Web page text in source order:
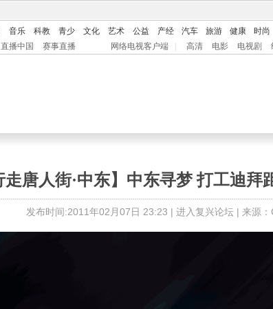
音乐 科教 青少 文化 艺术 公益 产经 汽车 旅游 健康 时尚
直播中国 赛事直播 网络电视客户端 高清 电影 电视剧
唐人街·中东】中东寻梦 打工迪拜
发布时间:2011年02月07日 23:23 | 进入复兴论坛 | 来源